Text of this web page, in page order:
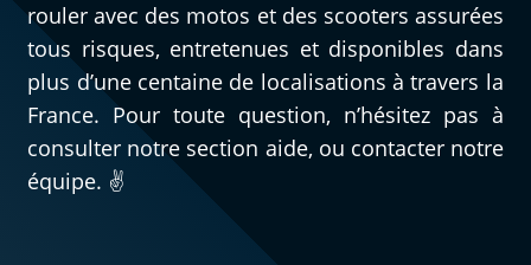
rouler avec des motos et des scooters assurées
tous risques, entretenues et disponibles dans
plus d’une centaine de localisations à travers la
France. Pour toute question, n’hésitez pas à
consulter notre section aide, ou contacter notre
équipe. ✌️